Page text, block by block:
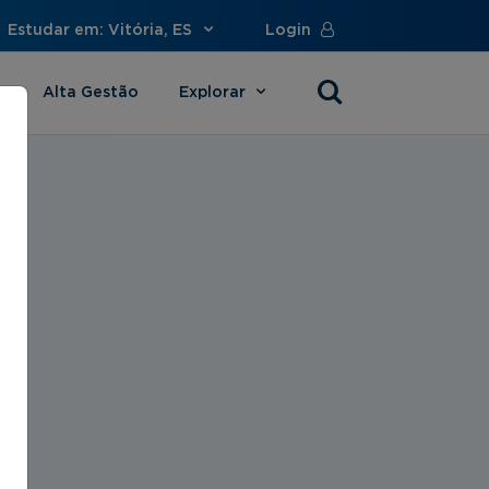
Estudar em: Vitória, ES Login
Alta Gestão Explorar